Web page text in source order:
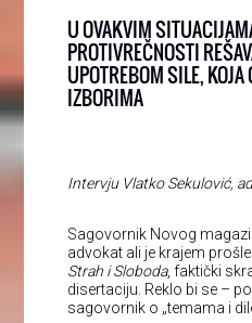
U OVAKVIM
PROTIVREČNOSTI
UPOTREBOM SILE, KOJA
IZBORIMA
Intervju Vlatko Sekulović,
Sagovornik Novog
advokat ali je krajem
Strah i Sloboda, faktički
disertaciju. Reklo bi se –
sagovornik o „temama i